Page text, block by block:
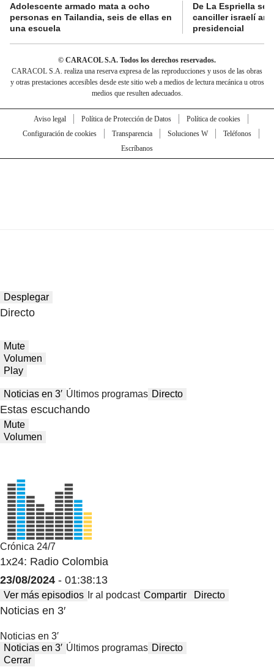
Adolescente armado mata a ocho
personas en Tailandia, seis de ellas en
una escuela
De La Espriella se
canciller israelí
presidencial
© CARACOL S.A. Todos los derechos reservados.
CARACOL S.A. realiza una reserva expresa de las reproducciones y usos de las obras
y otras prestaciones accesibles desde este sitio web a medios de lectura mecánica u otros
medios que resulten adecuados.
Aviso legal Política de Protección de Datos
Política de cookies
Configuración de cookies
Transparencia Soluciones W
Teléfonos
Escríbanos
Desplegar
Directo
Mute
Volumen
Play
Noticias en 3′ Últimos programas Directo
Estas escuchando
Mute
Volumen
Crónica 24/7
1x24: Radio Colombia
23/08/2024 - 01:38:13
Ver más episodios Ir al podcast Compartir Directo
Noticias en 3′
Noticias en 3′
Noticias en 3′ Últimos programas Directo
Cerrar